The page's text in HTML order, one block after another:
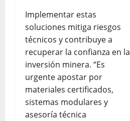
Implementar estas
soluciones mitiga riesgos
técnicos y contribuye a
recuperar la confianza en la
inversión minera. “Es
urgente apostar por
materiales certificados,
sistemas modulares y
asesoría técnica